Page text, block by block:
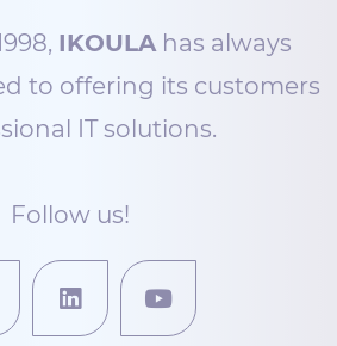
IKOULAhas always
to offering its customers
IT solutions.
Follow us!